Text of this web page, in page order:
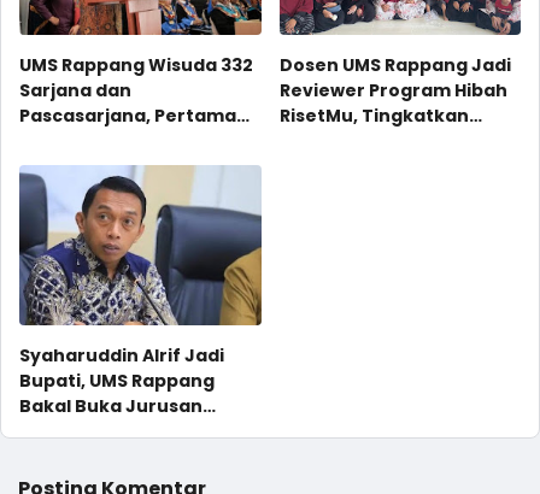
UMS Rappang Wisuda 332
Sarjana dan
Pascasarjana, Pertama
dan Wabup Terpilih
Dosen UMS Rappang Jadi
Reviewer Program Hibah
RisetMu, Tingkatkan
Syaharuddin Alrif Jadi
Bupati, UMS Rappang
Bakal Buka Jurusan
Posting Komentar